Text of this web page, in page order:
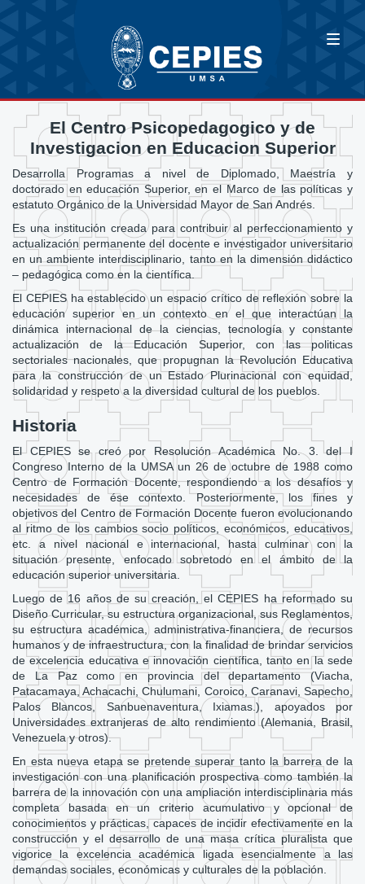
El Centro Psicopedagogico y de
Investigacion en Educacion Superior
Desarrolla Programas a nivel de Diplomado, Maestría y
doctorado en educación Superior, en el Marco de las políticas y
estatuto Orgánico de la Universidad Mayor de San Andrés.
Es una institución creada para contribuir al perfeccionamiento y
actualización permanente del docente e investigador universitario
en un ambiente interdisciplinario, tanto en la dimensión didáctico
– pedagógica como en la científica.
El CEPIES ha establecido un espacio crítico de reflexión sobre la
educación superior en un contexto en el que interactúan la
dinámica internacional de la ciencias, tecnología y constante
actualización de la Educación Superior, con las politicas
sectoriales nacionales, que propugnan la Revolución Educativa
para la construcción de un Estado Plurinacional con equidad,
solidaridad y respeto a la diversidad cultural de los pueblos.
Historia
El CEPIES se creó por Resolución Académica No. 3. del I
Congreso Interno de la UMSA un 26 de octubre de 1988 como
Centro de Formación Docente, respondiendo a los desafíos y
necesidades de ése contexto. Posteriormente, los fines y
objetivos del Centro de Formación Docente fueron evolucionando
al ritmo de los cambios socio políticos, económicos, educativos,
etc. a nivel nacional e internacional, hasta culminar con la
situación presente, enfocado sobretodo en el ámbito de la
educación superior universitaria.
Luego de 16 años de su creación, el CEPIES ha reformado su
Diseño Curricular, su estructura organizacional, sus Reglamentos,
su estructura académica, administrativa-financiera, de recursos
humanos y de infraestructura, con la finalidad de brindar servicios
de excelencia educativa e innovación científica, tanto en la sede
de La Paz como en provincia del departamento (Viacha,
Patacamaya, Achacachi, Chulumani, Coroico, Caranavi, Sapecho,
Palos Blancos, Sanbuenaventura, Ixiamas.), apoyados por
Universidades extranjeras de alto rendimiento (Alemania, Brasil,
Venezuela y otros).
En esta nueva etapa se pretende superar tanto la barrera de la
investigación con una planificación prospectiva como también la
barrera de la innovación con una ampliación interdisciplinaria más
completa basada en un criterio acumulativo y opcional de
conocimientos y prácticas, capaces de incidir efectivamente en la
construcción y el desarrollo de una masa crítica pluralista que
vigorice la excelencia académica ligada esencialmente a las
demandas sociales, económicas y culturales de la población.